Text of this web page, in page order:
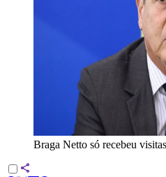
Braga Netto só recebeu